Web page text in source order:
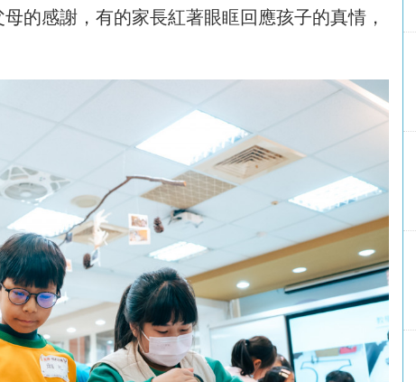
的感謝，有的家長紅著眼眶回應孩子的真情，